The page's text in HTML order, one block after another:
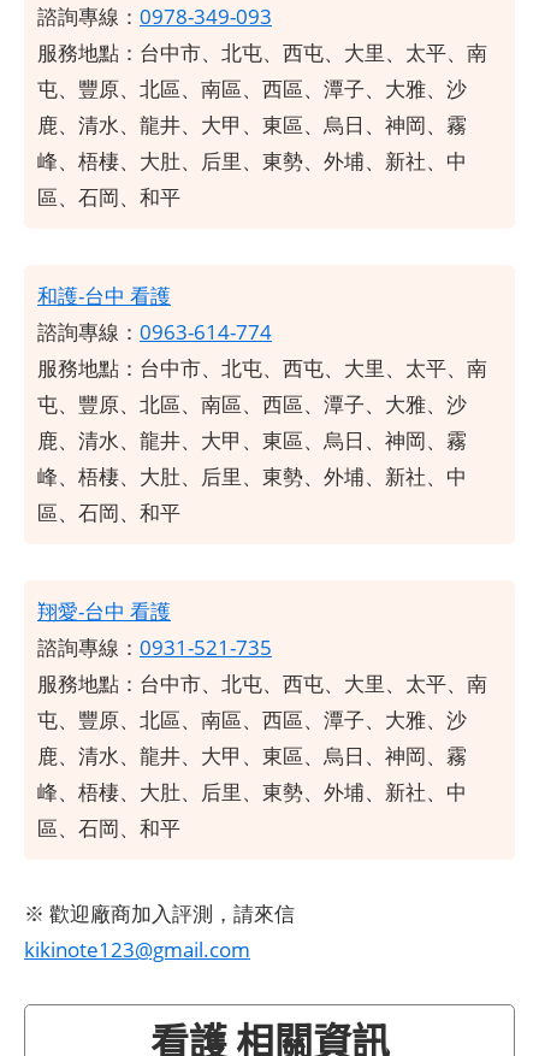
諮詢專線： 0978-349-093
服務地點： 台中市、北屯、西屯、大里、太平、南
屯、豐原、北區、南區、西區、潭子、大雅、沙
鹿、清水、龍井、大甲、東區、烏日、神岡、霧
峰、梧棲、大肚、后里、東勢、外埔、新社、中
區、石岡、和平
和護-台中 看護
諮詢專線： 0963-614-774
服務地點： 台中市、北屯、西屯、大里、太平、南
屯、豐原、北區、南區、西區、潭子、大雅、沙
鹿、清水、龍井、大甲、東區、烏日、神岡、霧
峰、梧棲、大肚、后里、東勢、外埔、新社、中
區、石岡、和平
翔愛-台中 看護
諮詢專線： 0931-521-735
服務地點： 台中市、北屯、西屯、大里、太平、南
屯、豐原、北區、南區、西區、潭子、大雅、沙
鹿、清水、龍井、大甲、東區、烏日、神岡、霧
峰、梧棲、大肚、后里、東勢、外埔、新社、中
區、石岡、和平
※ 歡迎廠商加入評測，請來信
kikinote123@gmail.com
看護 相關資訊